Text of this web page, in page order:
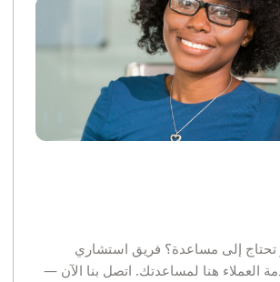
تحتاج إلى مساعدة؟ فريق استشاري
العملاء هنا لمساعدتك. اتصل بنا الآن —